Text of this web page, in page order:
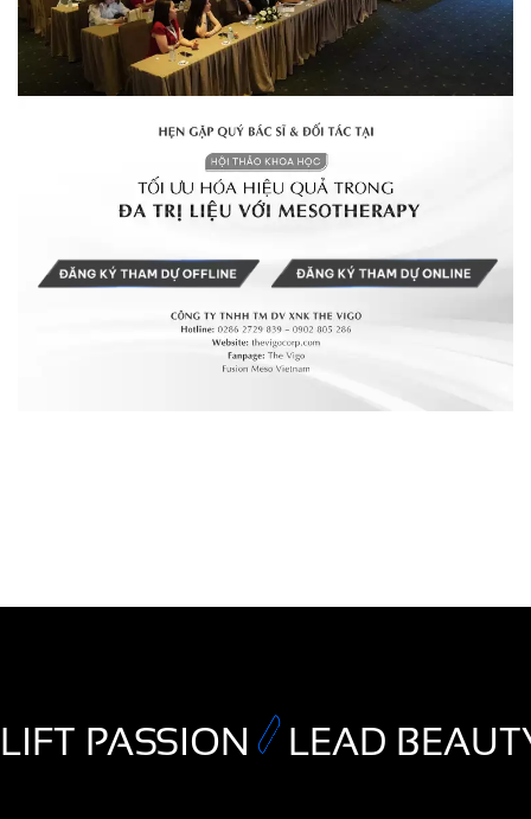
LIFT PASSION LEAD